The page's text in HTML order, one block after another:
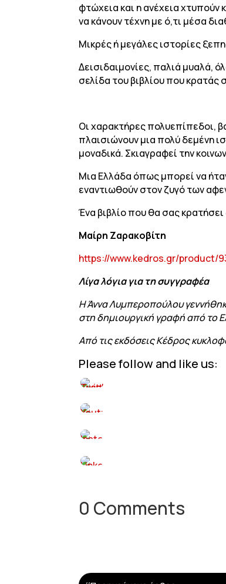
φτώχεια και η ανέχεια
να κάνουν τέχνη με ό,τι μέσα
Μικρές ή μεγάλες ιστορίες
Δεισιδαιμονίες, παλιά μυαλά,
σελίδα του βιβλίου που κρατάς
Οι χαρακτήρες πολυεπίπεδοι,
πλαισιώνουν μια πολύ δεμένη
μοναδικά. Σκιαγραφεί την
Μια Ελλάδα όπως μπορεί να
εναντιωθούν στον ζυγό των
Ένα βιβλίο που θα σας
Μαίρη Ζαρακοβίτη
https://www.kedros.gr/
Λίγα λόγια για τη συγγραφέα
Η Άννα Λυμπεροπούλου
στη δημιουργική γραφή από το
Από τις εκδόσεις Κέδρος
Please follow and like us:
0 Comments